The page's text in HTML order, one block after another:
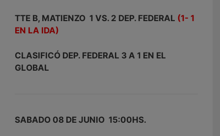
TTE B, MATIENZO 1 VS. 2 DEP. FEDERAL (1- 1
EN LA IDA)
CLASIFICÓ DEP. FEDERAL 3 A 1 EN EL
GLOBAL
SABADO 08 DE JUNIO 15:00HS.